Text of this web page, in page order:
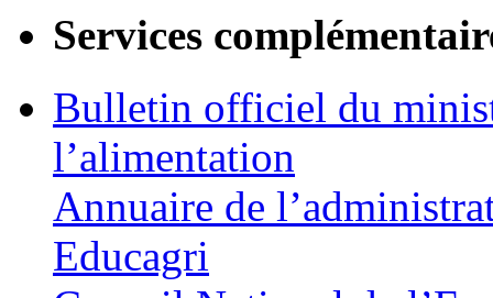
Services
Bulletin officiel du
l’alimentation
Annuaire de
Educagri